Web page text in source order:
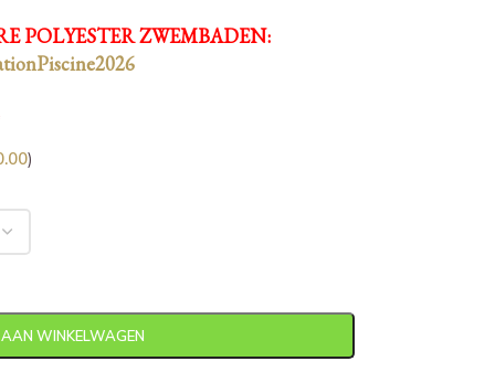
POLYESTER ZWEMBADEN:
)
AAN WINKELWAGEN